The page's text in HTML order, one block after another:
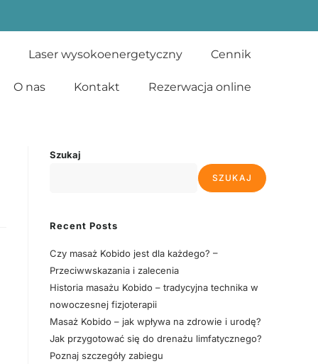
Laser wysokoenergetyczny Cennik
O nas Kontakt Rezerwacja online
Szukaj
SZUKAJ
Recent Posts
Czy masaż Kobido jest dla każdego? –
Przeciwwskazania i zalecenia
Historia masażu Kobido – tradycyjna technika w
nowoczesnej fizjoterapii
Masaż Kobido – jak wpływa na zdrowie i urodę?
Jak przygotować się do drenażu limfatycznego?
Poznaj szczegóły zabiegu